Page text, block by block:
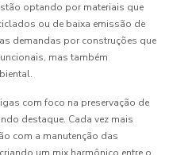
optando por materiais que
ou de baixa emissão de
demandas por construções que
mas também
com foco na preservação de
destaque. Cada vez mais
com a manutenção das